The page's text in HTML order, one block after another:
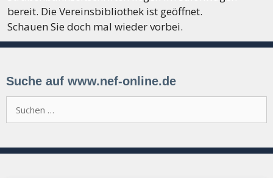
bereit. Die Vereinsbibliothek ist geöffnet.
Schauen Sie doch mal wieder vorbei.
Suche auf www.nef-online.de
nach: